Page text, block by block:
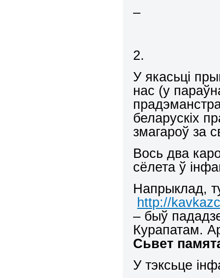
–
2.
У якасьці
нас (у
беларускіх
змагароў за
Вось два
сёлета ў
Напрыклад,
http://
– быў
Курапатам.
Сьвет
У тэксьце